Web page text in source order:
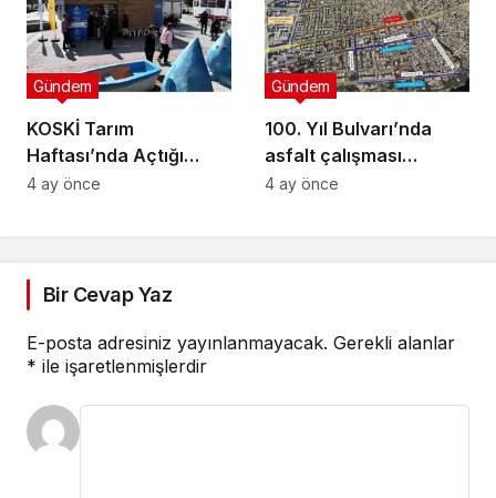
KOSKİ Tarım
Haftası’nda Açtığı
Stantta Su Tasarrufu
Gündem
4 ay önce
100. Yıl Bulvarı’nda
asfalt çalışması
gerçekleştirilecek
Gündem
4 ay önce
Bir Cevap Yaz
E-posta adresiniz yayınlanmayacak. Gerekli alanlar
* ile işaretlenmişlerdir